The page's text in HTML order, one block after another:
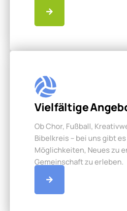
Vielfältige
Ob Chor, Fußball,
Bibelkreis – bei uns gibt
Möglichkeiten, Neues zu
Gemeinschaft zu erleben.